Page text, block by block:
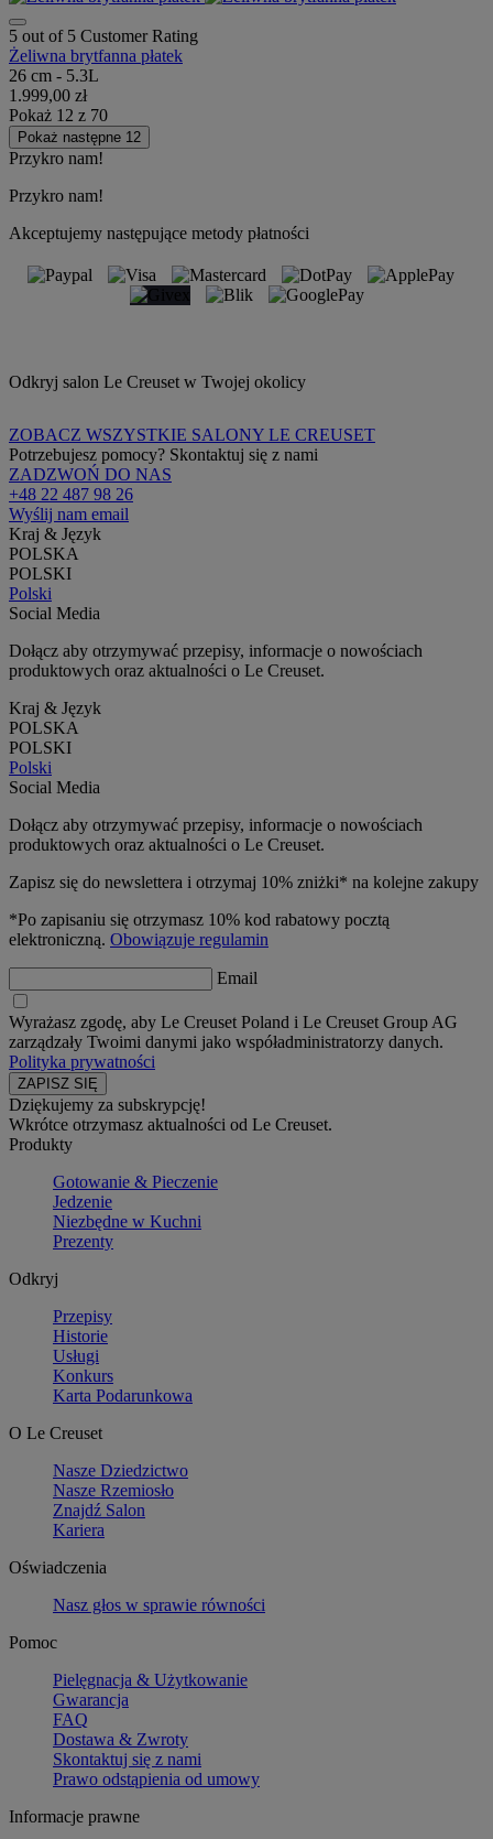
5 out of 5 Customer Rating
Żeliwna brytfanna płatek
26 cm - 5.3L
1.999,00 zł
Pokaż 12 z 70
Pokaż następne 12
Przykro nam!
Przykro nam!
Akceptujemy następujące metody płatności
Odkryj salon Le Creuset w Twojej okolicy
ZOBACZ WSZYSTKIE SALONY LE CREUSET
Potrzebujesz pomocy? Skontaktuj się z nami
ZADZWOŃ DO NAS
+48 22 487 98 26
Wyślij nam email
Kraj & Język
POLSKA
POLSKI
Polski
Social Media
Dołącz aby otrzymywać przepisy, informacje o nowościach
produktowych oraz aktualności o Le Creuset.
Kraj & Język
POLSKA
POLSKI
Polski
Social Media
Dołącz aby otrzymywać przepisy, informacje o nowościach
produktowych oraz aktualności o Le Creuset.
Zapisz się do newslettera i otrzymaj 10% zniżki* na kolejne zakupy
*Po zapisaniu się otrzymasz 10% kod rabatowy pocztą
elektroniczną. Obowiązuje regulamin
Email
Wyrażasz zgodę, aby Le Creuset Poland i Le Creuset Group AG
zarządzały Twoimi danymi jako współadministratorzy danych.
Polityka prywatności
Dziękujemy za subskrypcję!
Wkrótce otrzymasz aktualności od Le Creuset.
Produkty
Gotowanie & Pieczenie
Jedzenie
Niezbędne w Kuchni
Prezenty
Odkryj
Przepisy
Historie
Usługi
Konkurs
Karta Podarunkowa
O Le Creuset
Nasze Dziedzictwo
Nasze Rzemiosło
Znajdź Salon
Kariera
Oświadczenia
Nasz głos w sprawie równości
Pomoc
Pielęgnacja & Użytkowanie
Gwarancja
FAQ
Dostawa & Zwroty
Skontaktuj się z nami
Prawo odstąpienia od umowy
Informacje prawne